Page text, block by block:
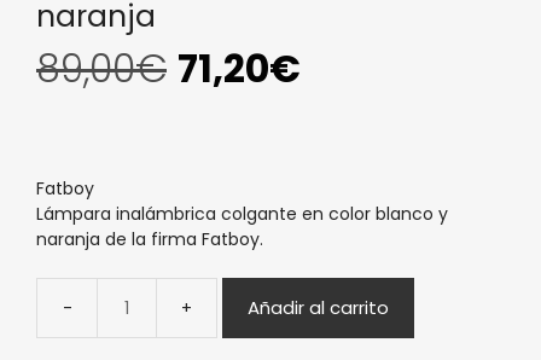
naranja
89,00€ 71,20€
Fatboy
Lámpara inalámbrica colgante en color blanco y
naranja de la firma Fatboy.
Añadir al carrito